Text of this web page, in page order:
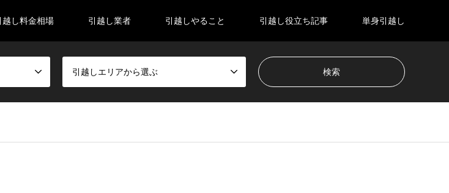
越し料金相場 引越し業者 引越しやること 引越し役立ち記事 単身引越し
引越しエリアから選ぶ